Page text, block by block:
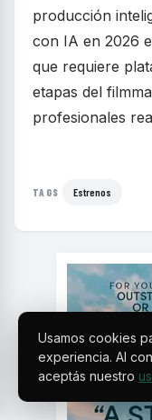
producción
con IA en 2026
que requiere
etapas del
profesionales
TAGS Estrenos
Usamos cookies
experiencia. Al
aceptás nuestro